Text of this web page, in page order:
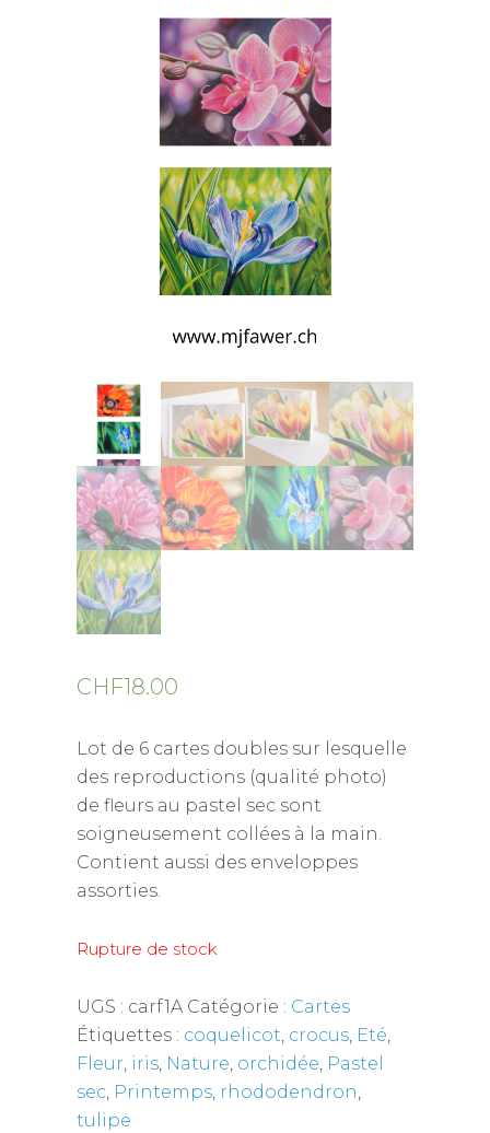
CHF18.00
Lot de 6 cartes doubles sur lesquelle
des reproductions (qualité photo)
de fleurs au pastel sec sont
soigneusement collées à la main.
Contient aussi des enveloppes
assorties.
Rupture de stock
UGS : carf1A Catégorie : Cartes
Étiquettes : coquelicot, crocus, Eté,
Fleur, iris, Nature, orchidée, Pastel
sec, Printemps, rhododendron,
tulipe